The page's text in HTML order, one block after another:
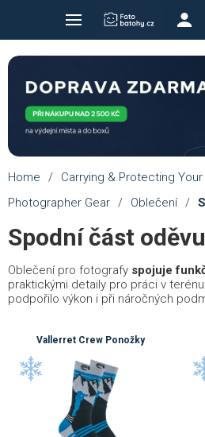
Home / Carrying & Protecting Your
Photographer Gear / Oblečení /
Spodní část oděvu
Oblečení pro fotografy spojuje
praktickými detaily pro práci v
podpořilo výkon i při náročných
Vallerret Crew Ponožky